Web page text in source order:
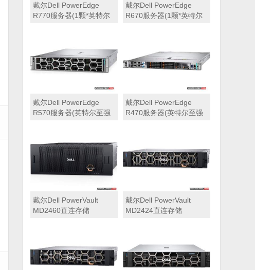
戴尔Dell PowerEdge
R770服务器(1颗*英特尔
PERC H965i阵列卡丨
800W双电源丨三年保修)
戴尔Dell PowerEdge
R670服务器(1颗*英特尔
PERC H965i阵列卡丨
800W双电源丨三年保修)
戴尔Dell PowerEdge
R570服务器(英特尔至强
SSD固态硬盘丨PERC
H965i阵列卡丨800W双电
源丨三年保修)
戴尔Dell PowerEdge
R470服务器(英特尔至强
H965i阵列卡丨800W双电
源丨三年保修)
戴尔Dell PowerVault
MD2460直连存储
戴尔Dell PowerVault
MD2424直连存储